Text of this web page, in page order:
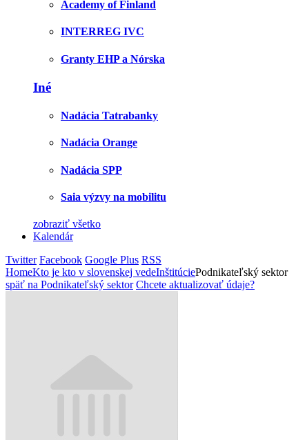
Academy of Finland
INTERREG IVC
Granty EHP a Nórska
Iné
Nadácia Tatrabanky
Nadácia Orange
Nadácia SPP
Saia výzvy na mobilitu
zobraziť všetko
Kalendár
Twitter Facebook Google Plus RSS
HomeKto je kto v slovenskej vedeInštitúciePodnikateľský sektor
späť na Podnikateľský sektor Chcete aktualizovať údaje?